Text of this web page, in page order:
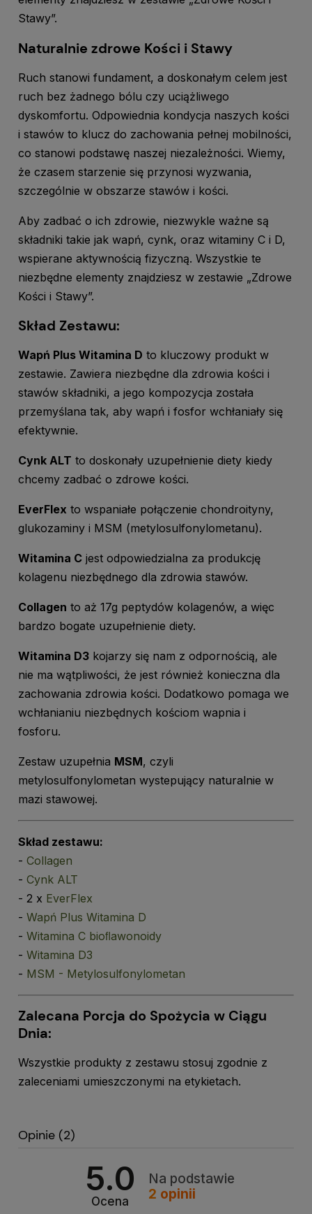
Stawy”.
Naturalnie zdrowe Kości i Stawy
Ruch stanowi fundament, a doskonałym celem jest
ruch bez żadnego bólu czy uciążliwego
dyskomfortu. Odpowiednia kondycja naszych kości
i stawów to klucz do zachowania pełnej mobilności,
co stanowi podstawę naszej niezależności. Wiemy,
że czasem starzenie się przynosi wyzwania,
szczególnie w obszarze stawów i kości.
Aby zadbać o ich zdrowie, niezwykle ważne są
składniki takie jak wapń, cynk, oraz witaminy C i D,
wspierane aktywnością fizyczną. Wszystkie te
niezbędne elementy znajdziesz w zestawie „Zdrowe
Kości i Stawy”.
Skład Zestawu:
Wapń Plus Witamina D to kluczowy produkt w
zestawie. Zawiera niezbędne dla zdrowia kości i
stawów składniki, a jego kompozycja została
przemyślana tak, aby wapń i fosfor wchłaniały się
efektywnie.
Cynk ALT to doskonały uzupełnienie diety kiedy
chcemy zadbać o zdrowe kości.
EverFlex to wspaniałe połączenie chondroityny,
glukozaminy i MSM (metylosulfonylometanu).
Witamina C jest odpowiedzialna za produkcję
kolagenu niezbędnego dla zdrowia stawów.
Collagen to aż 17g peptydów kolagenów, a więc
bardzo bogate uzupełnienie diety.
Witamina D3 kojarzy się nam z odpornością, ale
nie ma wątpliwości, że jest również konieczna dla
zachowania zdrowia kości. Dodatkowo pomaga we
wchłanianiu niezbędnych kościom wapnia i
fosforu.
Zestaw uzupełnia MSM, czyli
metylosulfonylometan wystepujący naturalnie w
mazi stawowej.
Skład zestawu:
- Collagen
- Cynk ALT
- 2 x EverFlex
- Wapń Plus Witamina D
- Witamina C bioﬂawonoidy
- Witamina D3
- MSM - Metylosulfonylometan
Zalecana Porcja do Spożycia w Ciągu
Dnia:
Wszystkie produkty z zestawu stosuj zgodnie z
zaleceniami umieszczonymi na etykietach.
Opinie (2)
5.0
Ocena
Na podstawie
2 opinii